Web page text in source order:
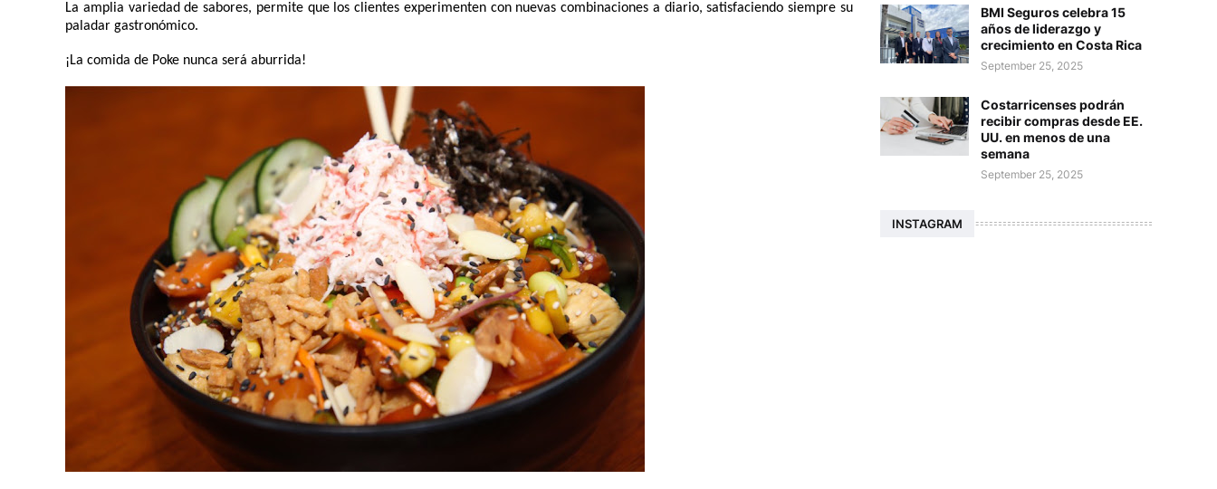
La amplia variedad de sabores, permite que los clientes experimenten con nuevas combinaciones a diario, satisfaciendo siempre su
paladar gastronómico.
¡La comida de Poke nunca será aburrida!
BMI Seguros celebra 15
años de liderazgo y
crecimiento en Costa Rica
September 25, 2025
Costarricenses podrán
recibir compras desde EE.
UU. en menos de una
semana
September 25, 2025
INSTAGRAM